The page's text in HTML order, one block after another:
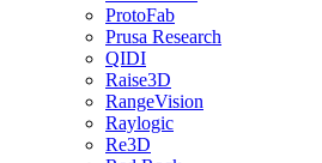
ProtoFab
Prusa Research
QIDI
Raise3D
RangeVision
Raylogic
Re3D